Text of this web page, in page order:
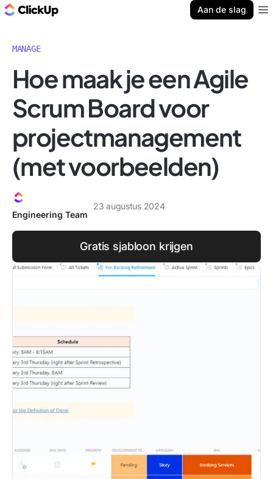
Aan de slag
MANAGE
Hoe maak je een Agile
Scrum Board voor
projectmanagement
(met voorbeelden)
Engineering Team
23 augustus 2024
Gratis sjabloon krijgen